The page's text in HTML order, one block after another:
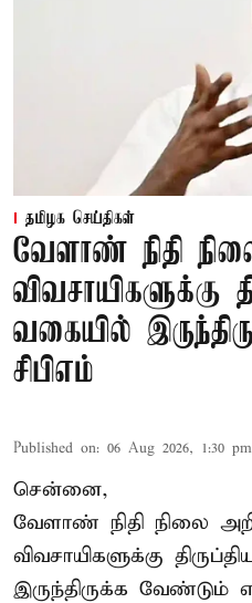
தமிழக செய்திகள்
வேளாண் நிதி
விவசாயிகளுக்கு
வகையில்
சிபிஎம்
Published on: 06 Aug 2026, 1:30 pm
சென்னை,
வேளாண் நிதி நிலை
விவசாயிகளுக்கு
இருந்திருக்க வேண்டும்